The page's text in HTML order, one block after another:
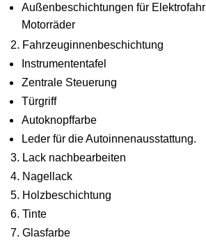
Außenbeschichtungen für
Motorräder
2. Fahrzeuginnenbeschichtung
Instrumententafel
Zentrale Steuerung
Türgriff
Autoknopffarbe
Leder für die Autoinnenausstattung.
3. Lack nachbearbeiten
4. Nagellack
5. Holzbeschichtung
6. Tinte
7. Glasfarbe